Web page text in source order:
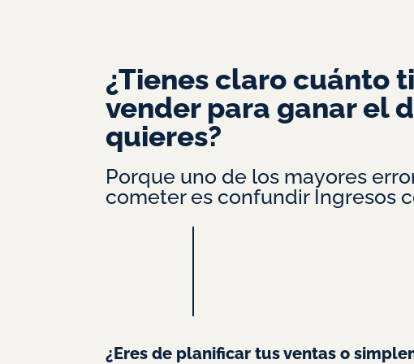
¿Tienes claro cuánto
vender para ganar el
quieres?
Porque uno de los mayores
cometer es confundir Ingresos
¿Eres de planificar tus ventas o